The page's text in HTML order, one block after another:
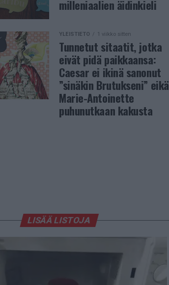
milleniaalien äidinkieli
YLEISTIETO 1 viikko sitten
Tunnetut sitaatit, jotka
eivät pidä paikkaansa:
Caesar ei ikinä sanonut
”sinäkin Brutukseni” eikä
Marie-Antoinette
puhunutkaan kakusta
LISÄÄ LISTOJA